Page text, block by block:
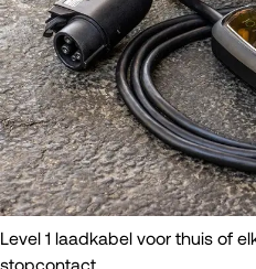
Level 1 laadkabel voor thuis of
stopcontact.